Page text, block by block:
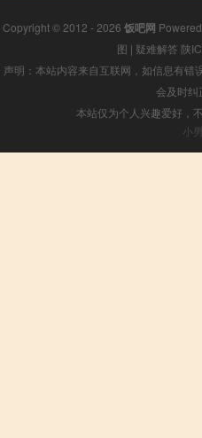
Copyright © 2012 - 2026 饭吧网
图 | 疑难解答 陕
声明：本站内容来自互联网，如信息有
会及时纠
本站仅为个人兴趣爱好，
小